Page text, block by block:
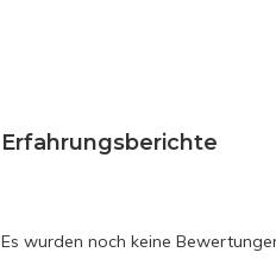
Erfahrungsberichte
Es wurden noch keine